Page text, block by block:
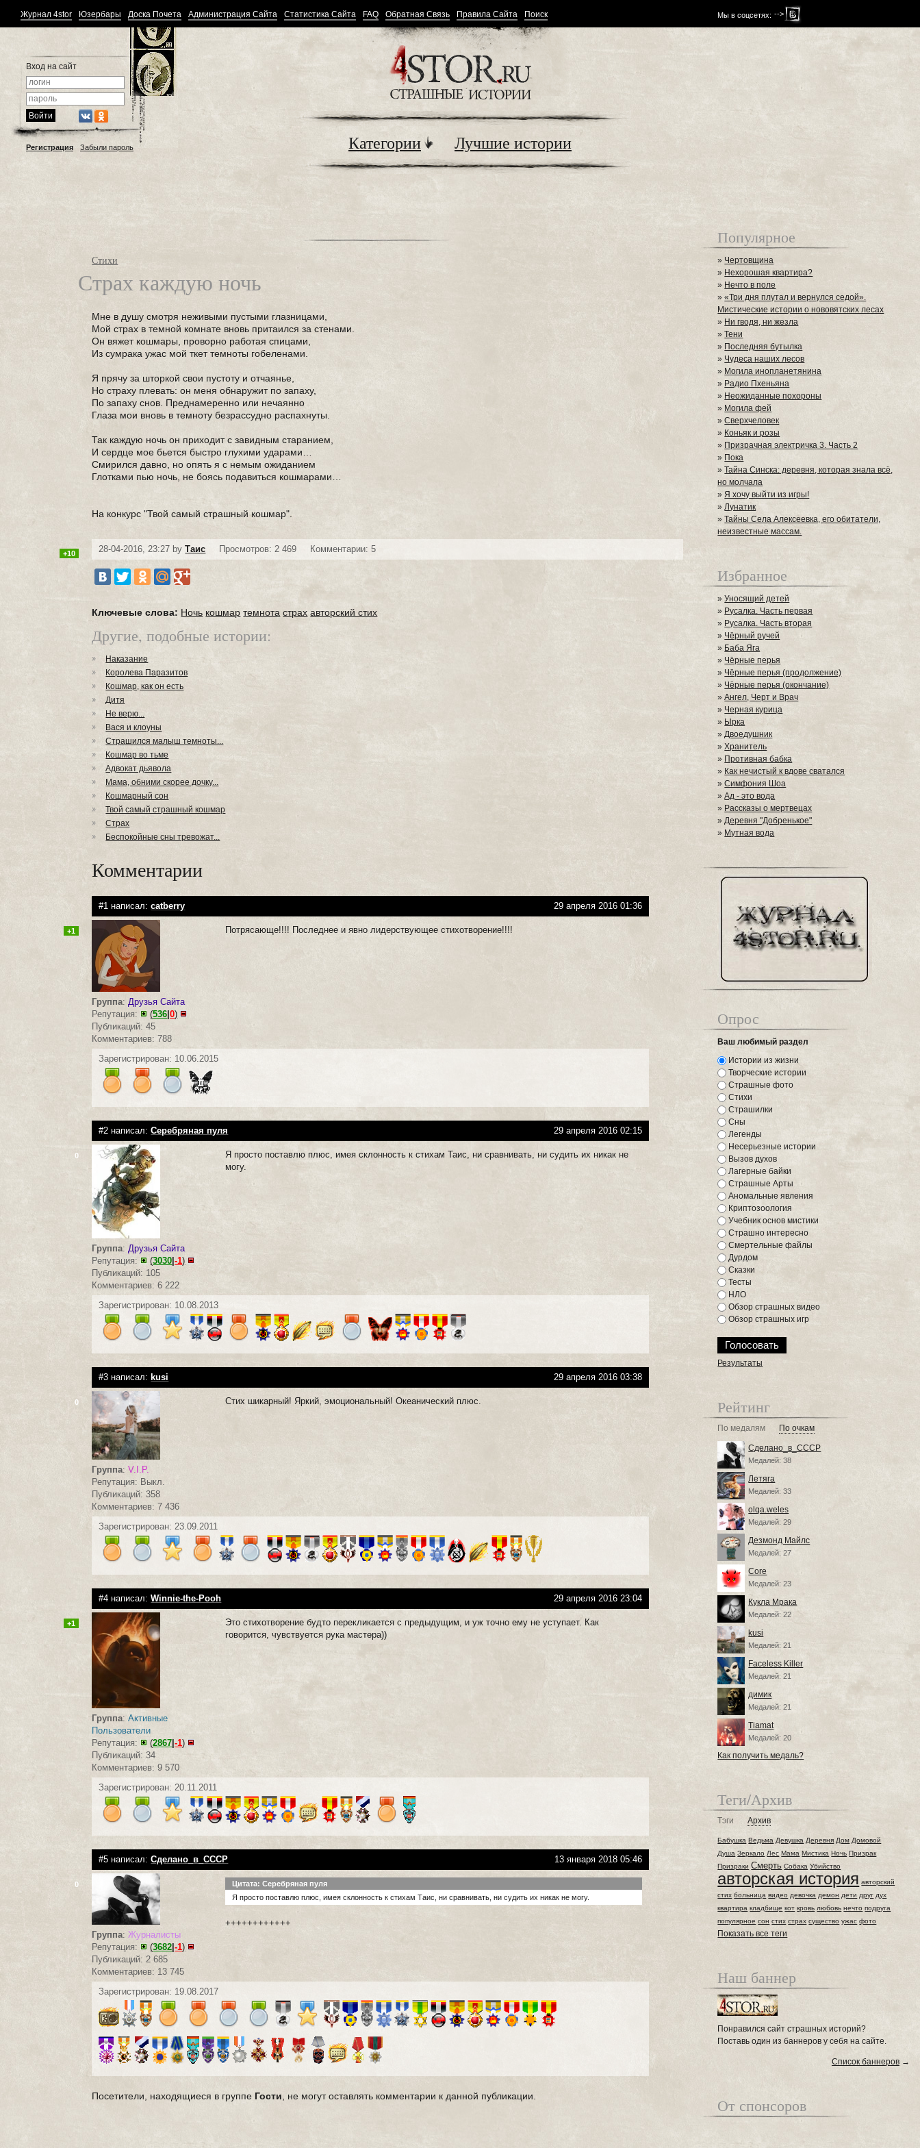
Мы в соцсетях: -->
Журнал 4stor Юзербары Доска Почета Администрация Сайта Статистика Сайта FAQ Обратная Связь Правила Сайта Поиск
Вход на сайт
Регистрация Забыли пароль Категории Лучшие истории
Стихи
Страх каждую ночь
Мне в душу смотря неживыми пустыми глазницами,
Мой страх в темной комнате вновь притаился за стенами.
Он вяжет кошмары, проворно работая спицами,
Из сумрака ужас мой ткет темноты гобеленами.
Я прячу за шторкой свои пустоту и отчаянье,
Но страху плевать: он меня обнаружит по запаху,
По запаху снов. Преднамеренно или нечаянно
Глаза мои вновь в темноту безрассудно распахнуты.
Так каждую ночь он приходит с завидным старанием,
И сердце мое бьется быстро глухими ударами…
Смирился давно, но опять я с немым ожиданием
Глотками пью ночь, не боясь подавиться кошмарами…
На конкурс "Твой самый страшный кошмар".
28-04-2016, 23:27 byТаис Просмотров: 2 469 Комментарии: 5
+10
Ключевые слова: Ночь кошмар темнота страх авторский стих
Другие, подобные истории:
Наказание
Королева Паразитов
Кошмар, как он есть
Дитя
Не верю...
Вася и клоуны
Страшился малыш темноты...
Кошмар во тьме
Адвокат дьявола
Мама, обними скорее дочку...
Кошмарный сон
Твой самый страшный кошмар
Страх
Беспокойные сны тревожат...
Комментарии
#1 написал:catberry 29 апреля 2016 01:36
+1
Группа: Друзья Сайта
Репутация:
(536|0)
Публикаций: 45
Комментариев: 788
Потрясающе!!!! Последнее и явно лидерствующее стихотворение!!!!
Зарегистрирован: 10.06.2015
#2 написал:Серебряная пуля 29 апреля 2016 02:15
0
Группа:Друзья Сайта
Репутация:
(3030 |-1)
Публикаций: 105
Комментариев: 6 222
Я просто поставлю плюс, имея склонность к стихам Таис, ни сравнивать, ни судить их никак не
могу.
Зарегистрирован: 10.08.2013
#3 написал: kusi 29 апреля 2016 03:38
0
Группа:V.I.P.
Репутация: Выкл.
Публикаций: 358
Комментариев: 7 436
Стих шикарный! Яркий, эмоциональный! Океанический плюс.
Зарегистрирован: 23.09.2011
#4 написал:Winnie-the-Pooh 29 апреля 2016 23:04
+1
Группа:Активные
Пользователи
Репутация:
(2867 |-1)
Публикаций: 34
Комментариев: 9 570
Это стихотворение будто перекликается с предыдущим, и уж точно ему не уступает. Как
говорится, чувствуется рука мастера))
Зарегистрирован: 20.11.2011
#5 написал:Сделано_в_СССР 13 января 2018 05:46
0
Группа: Журналисты
Репутация:
(3682 |-1)
Публикаций: 2 685
Комментариев: 13 745
Цитата: Серебряная пуля
Я просто поставлю плюс, имея склонность к стихам Таис, ни сравнивать, ни судить их никак не могу.
++++++++++++
Зарегистрирован: 19.08.2017
Посетители, находящиеся в группе Гости , не могут оставлять комментарии к данной публикации.
Популярное
» Чертовщина
» Нехорошая квартира?
» Нечто в поле
»«Три дня плутал и вернулся седой».
Мистические истории о нововятских лесах
» Ни гводя, ни жезла
»Тени
» Последняя бутылка
» Чудеса наших лесов
» Могила инопланетянина
» Радио Пхеньяна
» Неожиданные похороны
» Могила фей
»Сверхчеловек
» Коньяк и розы
» Призрачная электричка 3. Часть 2
» Пока
»Тайна Синска: деревня, которая знала всё,
но молчала
»Я хочу выйти из игры!
»Лунатик
»Тайны Села Алексеевка, его обитатели,
неизвестные массам.
Избранное
»Уносящий детей
» Русалка. Часть первая
» Русалка. Часть вторая
» Чёрный ручей
» Баба Яга
»Чёрные перья
» Чёрные перья (продолжение)
» Чёрные перья (окончание)
»Ангел, Черт и Врач
» Черная курица
» Ырка
»Двоедушник
»Хранитель
» Противная бабка
» Как нечистый к вдове сватался
»Симфония Шоа
»Ад - это вода
» Рассказы о мертвецах
»Деревня "Добренькое"
» Мутная вода
Опрос
Ваш любимый раздел
Истории из жизни
Творческие истории
Страшные фото
Стихи
Страшилки
Сны
Легенды
Несерьезные истории
Вызов духов
Лагерные байки
Страшные Арты
Аномальные явления
Криптозоология
Учебник основ мистики
Страшно интересно
Смертельные файлы
Дурдом
Сказки
Тесты
НЛО
Обзор страшных видео
Обзор страшных игр
Результаты
Рейтинг
По медалям По очкам
Сделано_в_СССР
Медалей: 38
Летяга
Медалей: 33
olqa.weles
Медалей: 29
Дезмонд Майлс
Медалей: 27
Core
Медалей: 23
Кукла Мрака
Медалей: 22
kusi
Медалей: 21
Faceless Killer
Медалей: 21
димик
Медалей: 21
Tiamat
Медалей: 20
Как получить медаль?
Теги/Архив
Тэги Архив
Бабушка Ведьма Девушка Деревня Дом Домовой
Душа Зеркало Лес Мама Мистика Ночь Призрак
Призраки Смерть Собака Убийство
авторская история авторский
стих больница видео девочка демон дети друг дух
квартира кладбище кот кровь любовь нечто подруга
популярное сон стих страх существо ужас фото
Показать все теги
Наш баннер
Понравился сайт страшных историй?
Поставь один из баннеров у себя на сайте.
Список баннеров →
От спонсоров